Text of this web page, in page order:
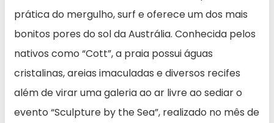
prática do mergulho, surf e oferece um dos mais
bonitos pores do sol da Austrália. Conhecida pelos
nativos como “Cott”, a praia possui águas
cristalinas, areias imaculadas e diversos recifes
além de virar uma galeria ao ar livre ao sediar o
evento “Sculpture by the Sea”, realizado no mês de